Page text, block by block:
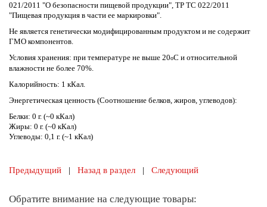
021/2011 "О безопасности пищевой продукции", ТР ТС 022/2011
"Пищевая продукция в части ее маркировки".
Не является генетически модифицированным продуктом и не содержит
ГМО компонентов.
Условия хранения: при температуре не выше 20оС и относительной
влажности не более 70%.
Калорийность: 1 кКал.
Энергетическая ценность (Соотношение белков, жиров, углеводов):
Белки: 0 г. (~0 кКал)
Жиры: 0 г. (~0 кКал)
Углеводы: 0,1 г. (~1 кКал)
Предыдущий | Назад в раздел | Следующий
Обратите внимание на следующие товары: